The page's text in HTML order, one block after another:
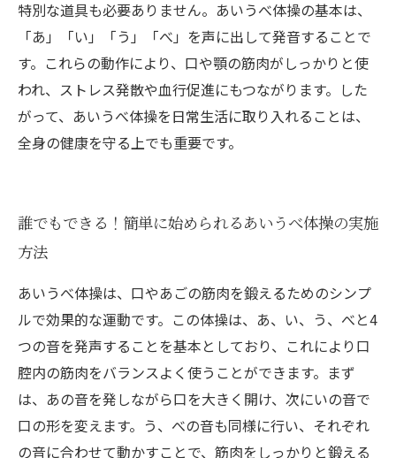
特別な道具も必要ありません。あいうべ体操の基本は、
「あ」「い」「う」「べ」を声に出して発音することで
す。これらの動作により、口や顎の筋肉がしっかりと使
われ、ストレス発散や血行促進にもつながります。した
がって、あいうべ体操を日常生活に取り入れることは、
全身の健康を守る上でも重要です。
誰でもできる！簡単に始められるあいうべ体操の実施
方法
あいうべ体操は、口やあごの筋肉を鍛えるためのシンプ
ルで効果的な運動です。この体操は、あ、い、う、べと4
つの音を発声することを基本としており、これにより口
腔内の筋肉をバランスよく使うことができます。まず
は、あの音を発しながら口を大きく開け、次にいの音で
口の形を変えます。う、べの音も同様に行い、それぞれ
の音に合わせて動かすことで、筋肉をしっかりと鍛える